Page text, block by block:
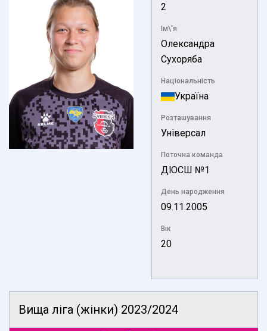
2
Ім\'я
Олександра
Сухоряба
Національність
Україна
Розташування
Універсал
Поточна команда
ДЮСШ №1
День народження
09.11.2005
Вік
20
Вища ліга (жінки) 2023/2024